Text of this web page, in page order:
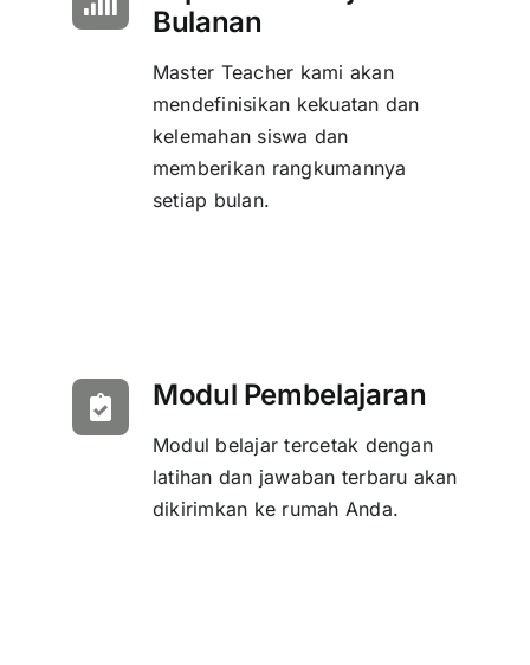
Bulanan
Master Teacher kami akan
mendefinisikan kekuatan dan
kelemahan siswa dan
memberikan rangkumannya
setiap bulan.
Modul Pembelajaran
Modul belajar tercetak dengan
latihan dan jawaban terbaru akan
dikirimkan ke rumah Anda.